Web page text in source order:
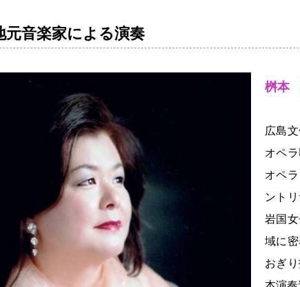
元音楽家による演奏
桝本
広島
オペ
オペ
ント
岩国
域に
おぎ